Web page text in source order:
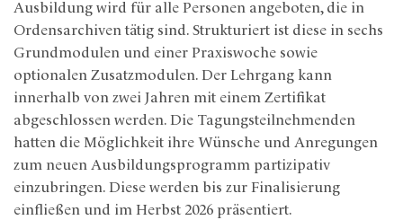
Ausbildung wird für alle Personen angeboten, die in
Ordensarchiven tätig sind. Strukturiert ist diese in sechs
Grundmodulen und einer Praxiswoche sowie
optionalen Zusatzmodulen. Der Lehrgang kann
innerhalb von zwei Jahren mit einem Zertifikat
abgeschlossen werden. Die Tagungsteilnehmenden
hatten die Möglichkeit ihre Wünsche und Anregungen
zum neuen Ausbildungsprogramm partizipativ
einzubringen. Diese werden bis zur Finalisierung
einfließen und im Herbst 2026 präsentiert.